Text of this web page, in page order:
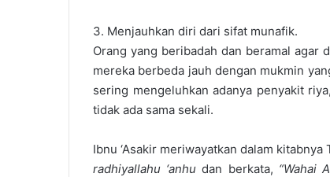
3. Menjauhkan diri dari sifat munafik.
Orang yang beribadah dan beramal agar
mereka berbeda jauh dengan mukmin
sering mengeluhkan adanya penyakit
tidak ada sama sekali.
Ibnu ‘Asakir meriwayatkan dalam
radhiyallahu ‘anhu dan berkata, “Wahai